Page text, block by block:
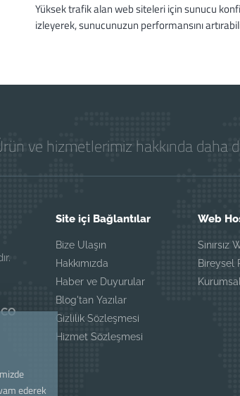
Yüksek trafik alan web siteleri için sunucu
izleyerek, sunucunuzun performansını
ve hizmetlerimiz hakkında daha
Site içi Bağlantılar
Bize Ulaşın
Hakkımızda
Haber ve Duyurular
Blog'tan Yazılar
Gizlilik Sözleşmesi
Hizmet Sözleşmesi
Web
Sınırsız
Bireysel
ederek